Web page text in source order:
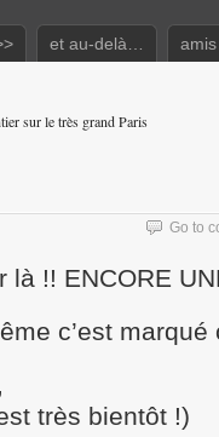
et au-delà…
sur le très grand Paris
Go to
là !! ENCORE
c’est marqué
très bientôt !)